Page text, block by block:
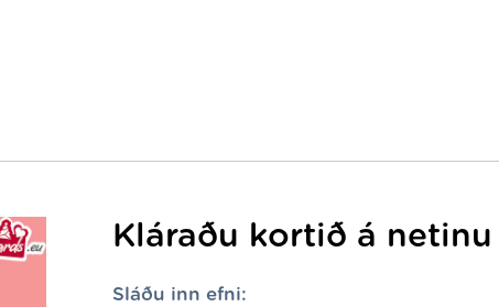
Kláraðu kortið á netinu
Sláðu inn efni: